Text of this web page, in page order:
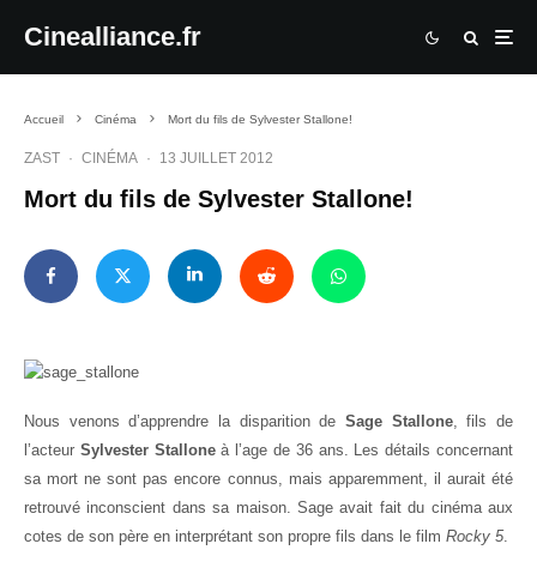
Cinealliance.fr
Accueil Cinéma Mort du fils de Sylvester Stallone!
ZAST · CINÉMA · 13 JUILLET 2012
Mort du fils de Sylvester Stallone!
Nous venons d’apprendre la disparition de Sage Stallone, fils de
l’acteur Sylvester Stalloneà l’age de 36 ans. Les détails concernant
sa mort ne sont pas encore connus, mais apparemment, il aurait été
retrouvé inconscient dans sa maison. Sage avait fait du cinéma aux
cotes de son père en interprétant son propre fils dans le film Rocky 5.